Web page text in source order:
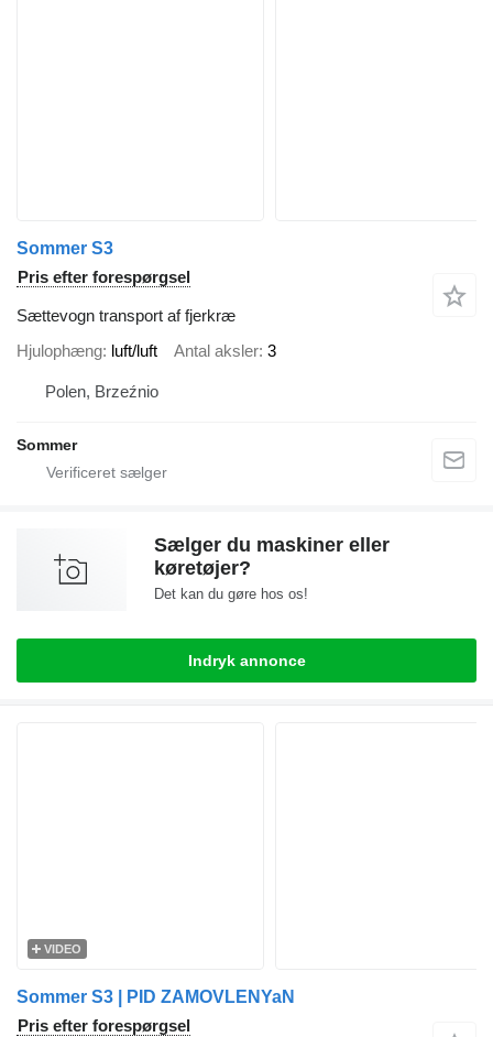
Sommer S3
Pris efter forespørgsel
Sættevogn transport af fjerkræ
Hjulophæng luft/luft Antal aksler 3
Polen, Brzeźnio
Sommer
Sælger du maskiner eller
køretøjer?
Det kan du gøre hos os!
Indryk annonce
VIDEO
Sommer S3 | PID ZAMOVLENYaN
Pris efter forespørgsel